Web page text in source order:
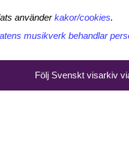
använderkakor/cookies.
musikverk behandlar
Följ Svenskt visarkiv